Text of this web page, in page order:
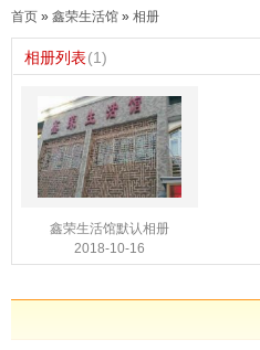
首页 » 鑫荣生活馆 » 相册
相册列表(1)
鑫荣生活馆默认相册
2018-10-16